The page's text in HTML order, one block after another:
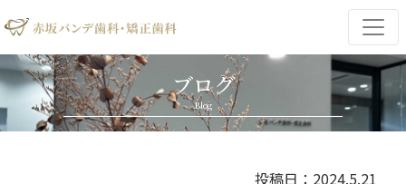
ブログ
Blog
投稿日：2024.5.21